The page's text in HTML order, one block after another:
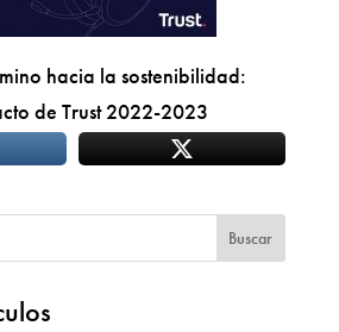
hacia la sostenibilidad:
de Trust 2022-2023